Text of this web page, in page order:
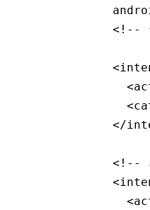
<!--
      <
        <
        <
      </
<!--
      <
        <